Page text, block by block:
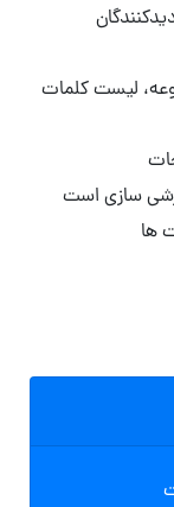
لیست کلمات
سازی است
ها